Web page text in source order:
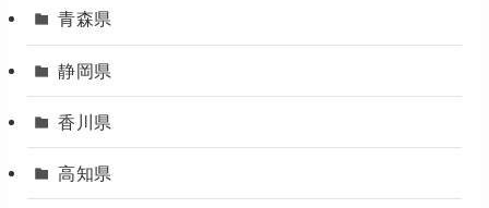
青森県
静岡県
香川県
高知県